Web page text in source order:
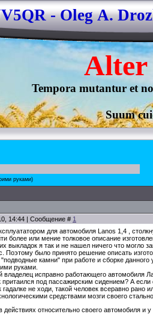
- Oleg А.
Tempora mutantur et
Suum
руками)
14:44 | Сообщение # 1
для автомобиля Lanos 1,4 ,
более или мение толковое описание
выкладок я так и не нашел ничего что могло
Поэтому было принято решение описать
камни" при работе и сборке данного
руками.
владелец исправно работающего автомобиля
под пассажирским сидением? А
гадалке не ходи, такой человек всеравно
средствами мозги своего
действиях относительно своего автомобиля и